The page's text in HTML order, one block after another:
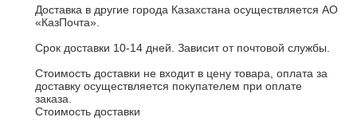
Доставка в другие города Казахстана осуществляется АО
«КазПочта».
Срок доставки 10-14 дней. Зависит от почтовой службы.
Стоимость доставки не входит в цену товара, оплата за
доставку осуществляется покупателем при оплате
заказа.
Стоимость доставки